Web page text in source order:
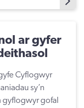
ar gyfer
Cyflogwyr
sy’n
gyflogwyr gofal